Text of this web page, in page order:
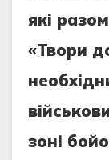
які
«Твори
зоні